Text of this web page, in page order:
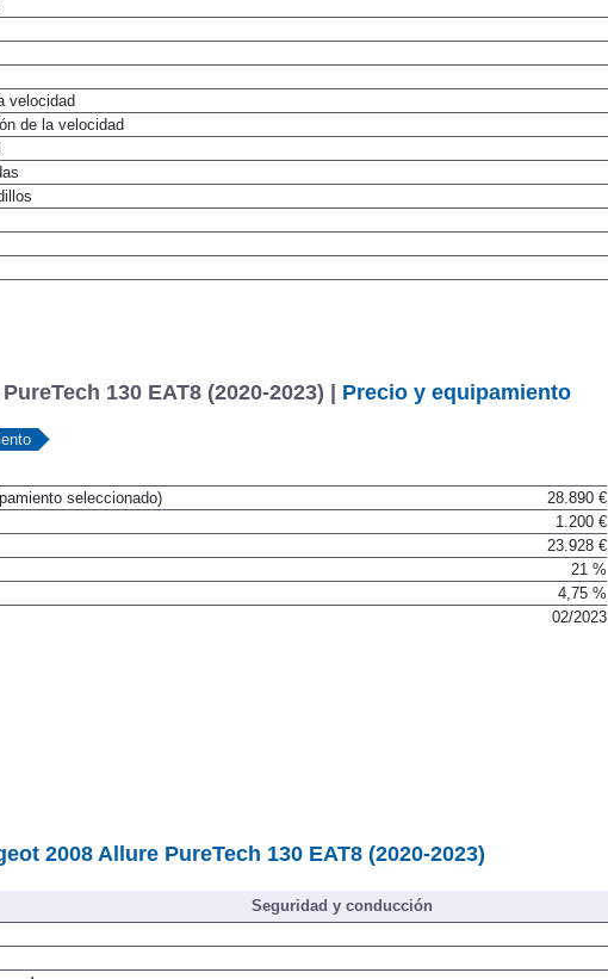
velocidad
de la velocidad
130 EAT8 (2020-2023) | Precio y equipamiento
seleccionado)
28.890 €
1.200 €
23.928 €
21 %
4,75 %
2008 Allure PureTech 130 EAT8 (2020-2023)
Seguridad y conducción